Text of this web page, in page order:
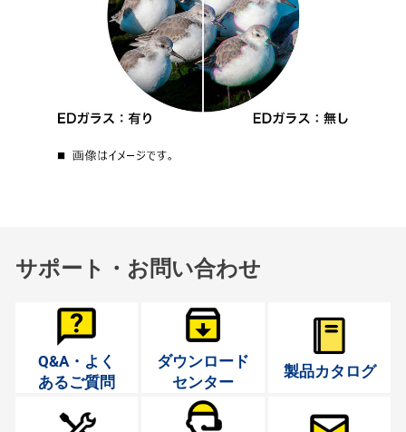
サポート・お問い合わせ
Q&A・よく
あるご質問
ダウンロード
センター
製品カタログ